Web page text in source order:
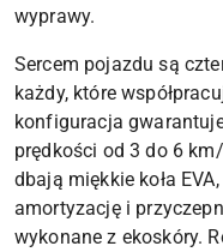
wyprawy.
Sercem pojazdu są
każdy, które
konfiguracja
prędkości od 3 do 6
dbają miękkie koła
amortyzację i
wykonane z ekoskóry.